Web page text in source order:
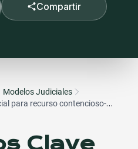
Compartir
Modelos Judiciales
para recurso contencioso-
Clave